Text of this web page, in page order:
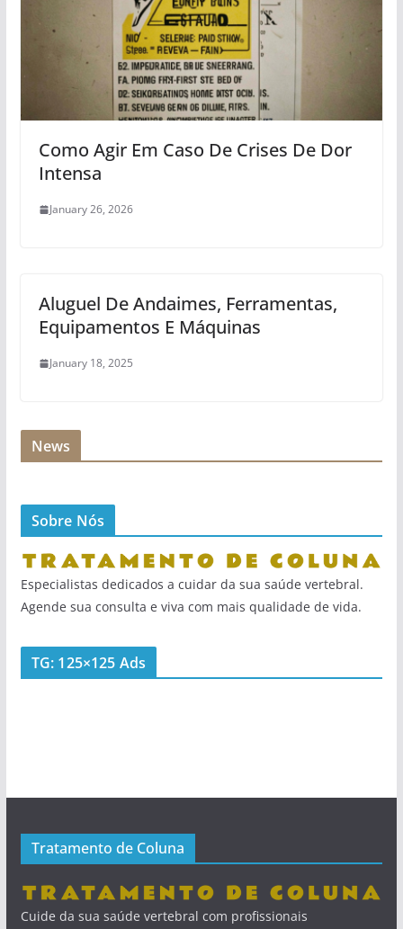
Como Agir Em Caso De Crises De Dor
Intensa
January 26, 2026
Aluguel De Andaimes, Ferramentas,
Equipamentos E Máquinas
January 18, 2025
News
Sobre Nós
Especialistas dedicados a cuidar da sua saúde vertebral.
Agende sua consulta e viva com mais qualidade de vida.
TG: 125×125 Ads
Tratamento de Coluna
Cuide da sua saúde vertebral com profissionais